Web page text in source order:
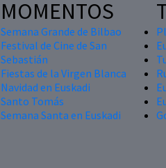
MOMENTOS
Semana Grande de Bilbao
Festival de Cine de San
Sebastián
Fiestas de la Virgen Blanca
Navidad en Euskadi
Santo Tomás
Semana Santa en Euskadi